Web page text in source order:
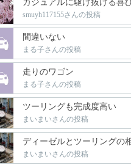
カジュアルに駆け抜ける喜
smuyh117155さんの投稿
間違いない
まる子さんの投稿
走りのワゴン
まる子さんの投稿
ツーリングも完成度高い
まいまいさんの投稿
ディーゼルとツーリングの
まいまいさんの投稿